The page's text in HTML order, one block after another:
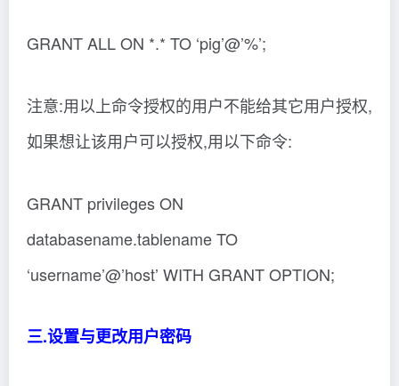
GRANT ALL ON *.* TO ‘pig’@’%’;
注意:用以上命令授权的用户不能给其它用户授权,
如果想让该用户可以授权,用以下命令:
GRANT privileges ON
databasename.tablename TO
‘username’@’host’ WITH GRANT OPTION;
三.设置与更改用户密码